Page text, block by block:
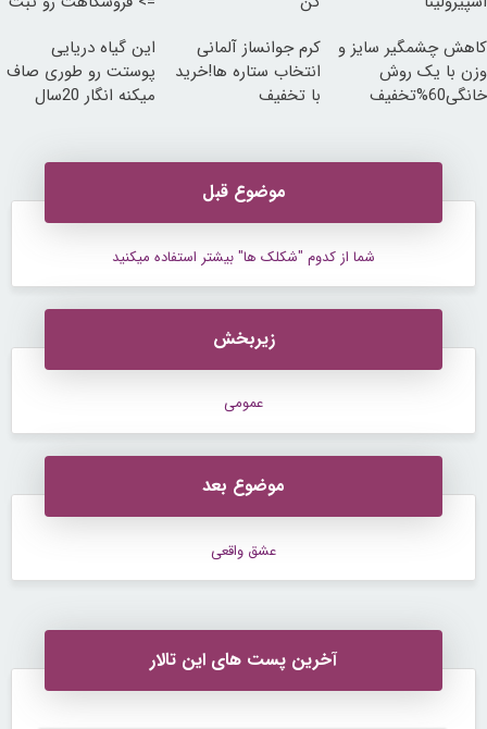
کاهش چشمگیر سایز و
وزن با یک روش
خانگی60%تخفیف
کرم جوانساز آلمانی
انتخاب ستاره ها!خرید
با تخفیف
این گیاه دریایی
پوستت رو طوری صاف
میکنه انگار 20سال
موضوع قبل
شما از کدوم "شکلک ها" بیشتر استفاده میکنید
زیربخش
عمومی
موضوع بعد
عشق واقعی
آخرین پست های این تالار